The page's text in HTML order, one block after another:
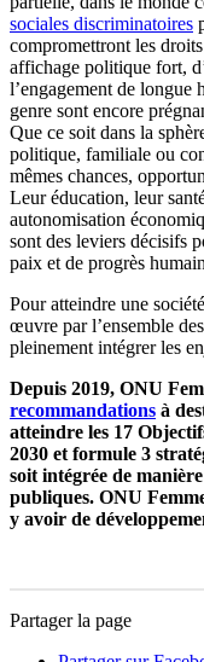
sociales discriminatoires
compromettront les
affichage politique fort,
l’engagement de longue
genre sont encore
Que ce soit dans la
politique, familiale ou
mêmes chances,
Leur éducation, leur
autonomisation
sont des leviers décisifs
paix et de progrès
Pour atteindre une
œuvre par l’ensemble
pleinement intégrer les
Depuis 2019, ONU
recommandations à
atteindre les 17
2030 et formule 3
soit intégrée de
publiques. ONU
y avoir de
Partager la page